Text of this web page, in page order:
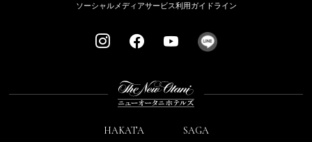
ソーシャルメディアサービス利用ガイドライン
HAKATA SAGA